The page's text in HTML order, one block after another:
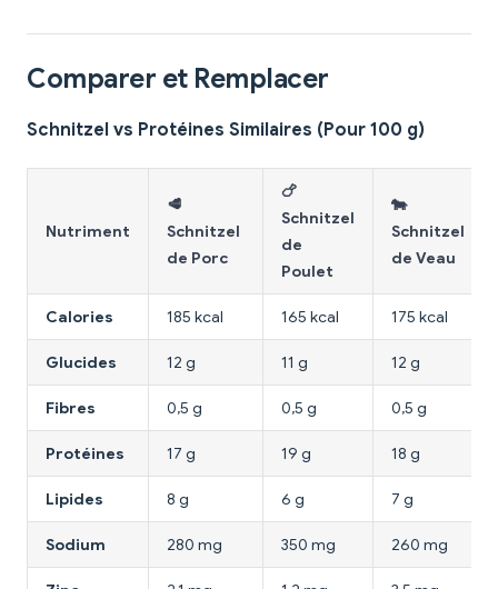
Comparer et Remplacer
Schnitzel vs Protéines Similaires (Pour 100 g)
Nutriment
🥩
Schnitzel
de Porc
🍗
Schnitzel
de
Poulet
🐄
Schnitzel
de Veau
Calories 185 kcal 165 kcal 175 kcal
Glucides 12 g 11 g 12 g
Fibres 0,5 g 0,5 g 0,5 g
Protéines 17 g 19 g 18 g
Lipides 8 g 6 g 7 g
Sodium 280 mg 350 mg 260 mg